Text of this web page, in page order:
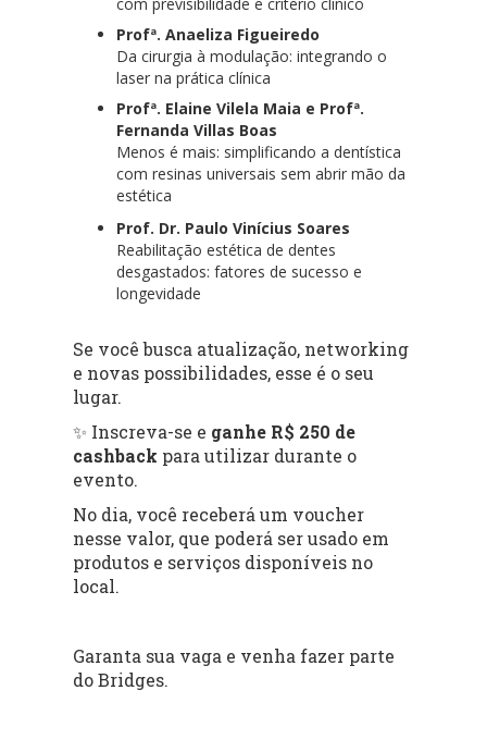
Profª. Anaeliza Figueiredo
Da cirurgia à modulação: integrando o
laser na prática clínica
Profª. Elaine Vilela Maia e Profª.
Fernanda Villas Boas
Menos é mais: simplificando a dentística
com resinas universais sem abrir mão da
estética
Prof. Dr. Paulo Vinícius Soares
Reabilitação estética de dentes
desgastados: fatores de sucesso e
longevidade
Se você busca atualização, networking
e novas possibilidades, esse é o seu
lugar.
✨ Inscreva-se e ganhe R$ 250 de
cashback para utilizar durante o
evento.
No dia, você receberá um voucher
nesse valor, que poderá ser usado em
produtos e serviços disponíveis no
local.
Garanta sua vaga e venha fazer parte
do Bridges.